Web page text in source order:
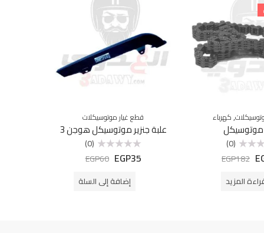
,كهرباء
موتوسيكل
(0)
EGP182
المزيد
قطع غيار موتوسيكلات
علبة جنزير موتوسيكل هوجن 3
التقييم
(0)
EGP35
EGP60
إضافة إلى السلة